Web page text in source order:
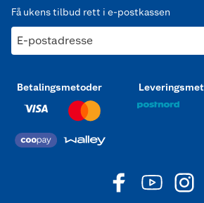
Få ukens tilbud rett i e-postkassen
E-postadresse
Betalingsmetoder